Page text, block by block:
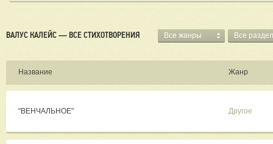
ВАЛУС КАЛЕЙС — ВСЕ СТИХОТВОРЕНИЯ Все жанры Все
Название Жанр
"ВЕНЧАЛЬНОЕ" Другое